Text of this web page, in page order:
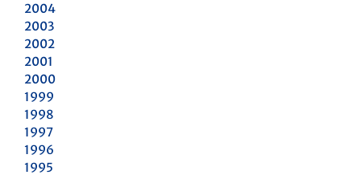
2004
2003
2002
2001
2000
1999
1998
1997
1996
1995